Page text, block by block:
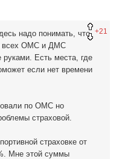
+21
надо понимать, что
всех ОМС и ДМС
Есть места, где
если нет времени
по ОМС но
страховой.
страховке от
Мне этой суммы